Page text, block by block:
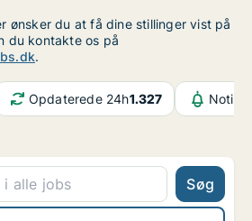
ønsker du at få dine stillinger vist på
du kontakte os på
.
Opdaterede 24h1.327
Søg